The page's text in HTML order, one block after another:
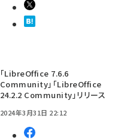
「LibreOffice 7.6.6
Community」「LibreOffice
24.2.2 Community」リリース
2024年3月31日 22:12